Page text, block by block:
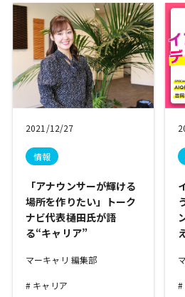
2021/12/27
情報
「アナウンサーが輝ける
場所を作りたい」トーク
ナビ代表樋田氏が語
る“キャリア”
マーキャリ 編集部
キャリア